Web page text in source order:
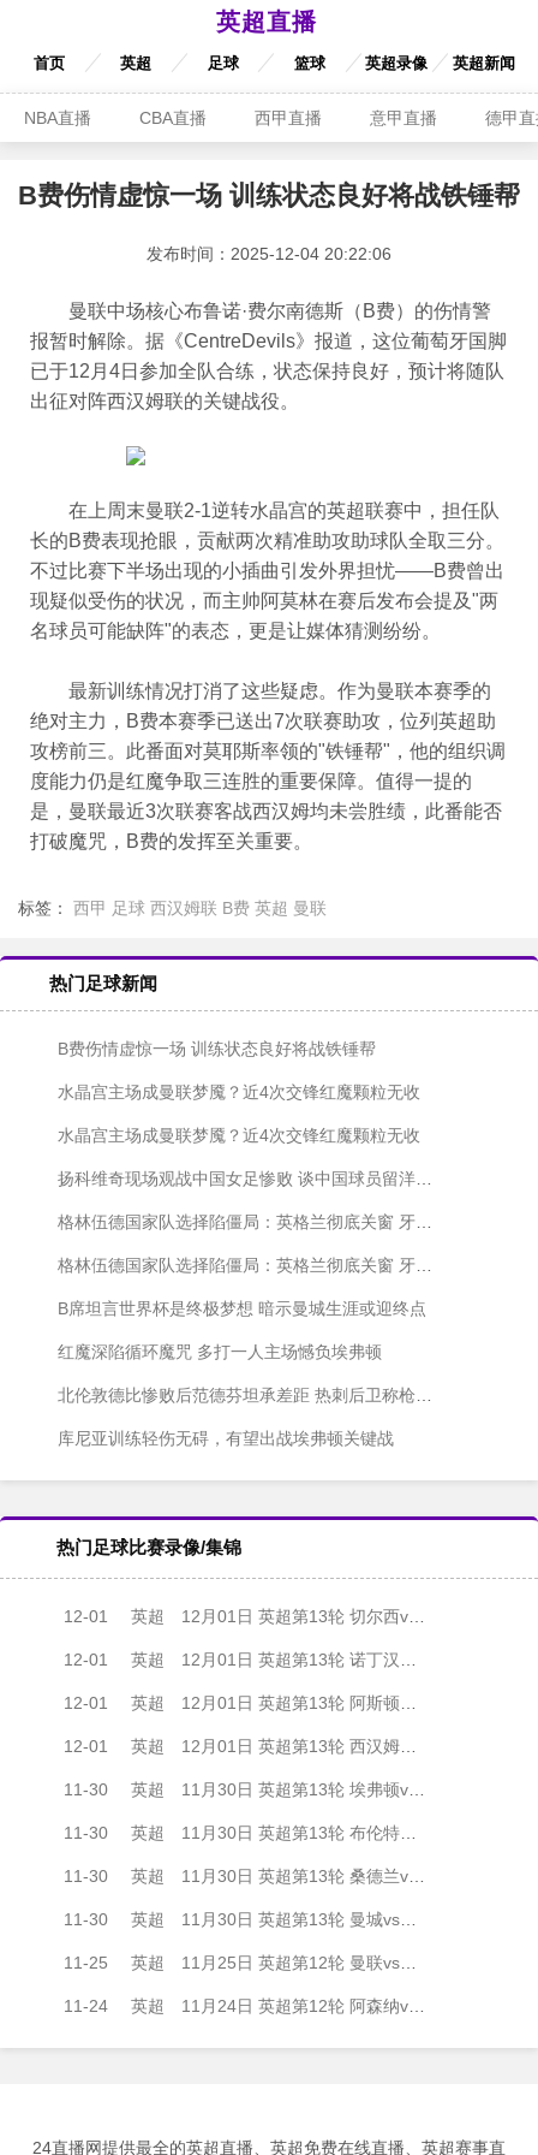
英超直播
首页 英超 足球 篮球 英超录像 英超新闻
NBA直播 CBA直播 西甲直播 意甲直播 德甲
B费伤情虚惊一场 训练状态良好将战铁锤帮
发布时间：2025-12-04 20:22:06
曼联中场核心布鲁诺·费尔南德斯（B费）的伤情警
报暂时解除。据《CentreDevils》报道，这位葡萄牙国脚
已于12月4日参加全队合练，状态保持良好，预计将随队
出征对阵西汉姆联的关键战役。
在上周末曼联2-1逆转水晶宫的英超联赛中，担任队
长的B费表现抢眼，贡献两次精准助攻助球队全取三分。
不过比赛下半场出现的小插曲引发外界担忧——B费曾出
现疑似受伤的状况，而主帅阿莫林在赛后发布会提及"两
名球员可能缺阵"的表态，更是让媒体猜测纷纷。
最新训练情况打消了这些疑虑。作为曼联本赛季的
绝对主力，B费本赛季已送出7次联赛助攻，位列英超助
攻榜前三。此番面对莫耶斯率领的"铁锤帮"，他的组织调
度能力仍是红魔争取三连胜的重要保障。值得一提的
是，曼联最近3次联赛客战西汉姆均未尝胜绩，此番能否
打破魔咒，B费的发挥至关重要。
标签： 西甲 足球 西汉姆联 B费 英超 曼联
热门足球新闻
B费伤情虚惊一场 训练状态良好将战铁锤帮
水晶宫主场成曼联梦魇？近4次交锋红魔颗粒无收
水晶宫主场成曼联梦魇？近4次交锋红魔颗粒无收
扬科维奇现场观战中国女足惨败 谈中国球员留洋潜力：适应次级联赛
格林伍德国家队选择陷僵局：英格兰彻底关窗 牙买加苦等无果
格林伍德国家队选择陷僵局：英格兰彻底关窗 牙买加苦等无果
B席坦言世界杯是终极梦想 暗示曼城生涯或迎终点
红魔深陷循环魔咒 多打一人主场憾负埃弗顿
北伦敦德比惨败后范德芬坦承差距 热刺后卫称枪手全面占优
库尼亚训练轻伤无碍，有望出战埃弗顿关键战
热门足球比赛录像/集锦
12-01 英超 12月01日 英超第13轮 切尔西vs阿森纳 全场录像
12-01 英超 12月01日 英超第13轮 诺丁汉森林vs布莱顿 全场录像
12-01 英超 12月01日 英超第13轮 阿斯顿维拉vs狼队 全场录像
12-01 英超 12月01日 英超第13轮 西汉姆联vs利物浦 全场录像
11-30 英超 11月30日 英超第13轮 埃弗顿vs纽卡斯尔联 全场录像
11-30 英超 11月30日 英超第13轮 布伦特福德vs伯恩利 全场录像
11-30 英超 11月30日 英超第13轮 桑德兰vs伯恩茅斯 全场录像
11-30 英超 11月30日 英超第13轮 曼城vs利兹联 全场录像
11-25 英超 11月25日 英超第12轮 曼联vs埃弗顿 全场录像
11-24 英超 11月24日 英超第12轮 阿森纳vs热刺 全场录像
24直播网提供最全的英超直播、英超免费在线直播、英超赛事直